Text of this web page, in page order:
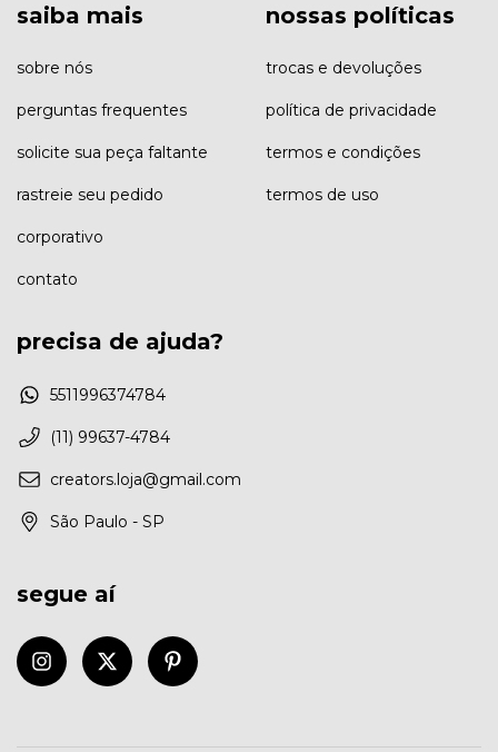
saiba mais
sobre nós
perguntas frequentes
solicite sua peça faltante
rastreie seu pedido
corporativo
contato
nossas políticas
trocas e devoluções
política de privacidade
termos e condições
termos de uso
precisa de ajuda?
5511996374784
(11) 99637-4784
creators.loja@gmail.com
São Paulo - SP
segue aí